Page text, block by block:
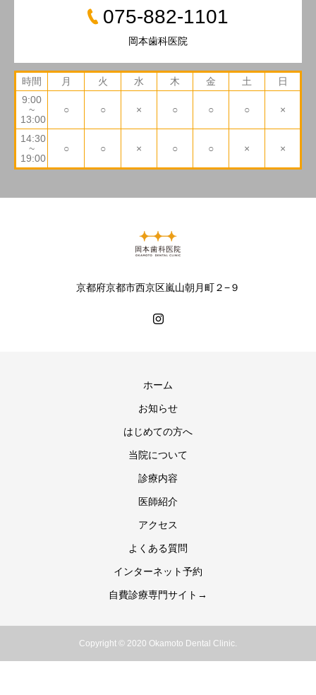
075-882-1101
岡本歯科医院
時間 月 火 水 木 金 土
日
9:00
~
13:00
○ ○ × ○ ○ ○ ×
14:30
~
19:00
○ ○ × ○ ○ × ×
京都府京都市西京区嵐山朝月町２−９
ホーム
お知らせ
はじめての方へ
当院について
診療内容
医師紹介
アクセス
よくある質問
インターネット予約
自費診療専門サイト→
Copyright © 2020 Okamoto Dental Clinic.